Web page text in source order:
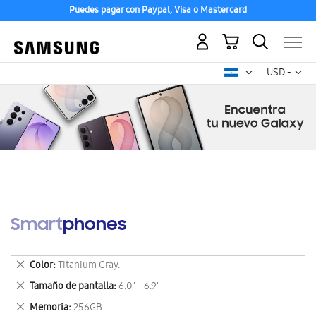
Puedes pagar con Paypal, Visa o Mastercard
USD -
dólar
Mi carrito
Smartphones
Color Titanium Gray.
Eliminar
este
artículo
Tamaño de pantalla 6.0" - 6.9"
Eliminar
este
Memoria 256GB
Eliminar